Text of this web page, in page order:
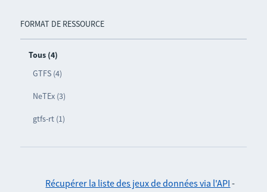
FORMAT DE RESSOURCE
Tous (4)
GTFS (4)
NeTEx (3)
gtfs-rt (1)
Récupérer la liste des jeux de données via l'API -